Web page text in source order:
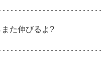
た伸びるよ?